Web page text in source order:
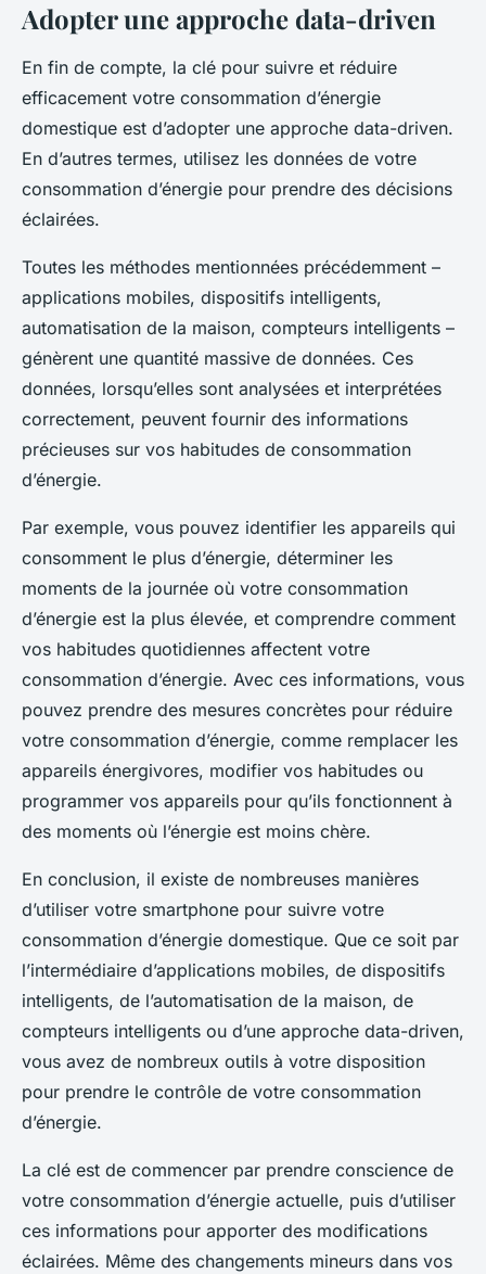
Adopter une approche data-driven
En fin de compte, la clé pour suivre et réduire
efficacement votre consommation d’énergie
domestique est d’adopter une approche data-driven.
En d’autres termes, utilisez les données de votre
consommation d’énergie pour prendre des décisions
éclairées.
Toutes les méthodes mentionnées précédemment –
applications mobiles, dispositifs intelligents,
automatisation de la maison, compteurs intelligents –
génèrent une quantité massive de données. Ces
données, lorsqu’elles sont analysées et interprétées
correctement, peuvent fournir des informations
précieuses sur vos habitudes de consommation
d’énergie.
Par exemple, vous pouvez identifier les appareils qui
consomment le plus d’énergie, déterminer les
moments de la journée où votre consommation
d’énergie est la plus élevée, et comprendre comment
vos habitudes quotidiennes affectent votre
consommation d’énergie. Avec ces informations, vous
pouvez prendre des mesures concrètes pour réduire
votre consommation d’énergie, comme remplacer les
appareils énergivores, modifier vos habitudes ou
programmer vos appareils pour qu’ils fonctionnent à
des moments où l’énergie est moins chère.
En conclusion, il existe de nombreuses manières
d’utiliser votre smartphone pour suivre votre
consommation d’énergie domestique. Que ce soit par
l’intermédiaire d’applications mobiles, de dispositifs
intelligents, de l’automatisation de la maison, de
compteurs intelligents ou d’une approche data-driven,
vous avez de nombreux outils à votre disposition
pour prendre le contrôle de votre consommation
d’énergie.
La clé est de commencer par prendre conscience de
votre consommation d’énergie actuelle, puis d’utiliser
ces informations pour apporter des modifications
éclairées. Même des changements mineurs dans vos